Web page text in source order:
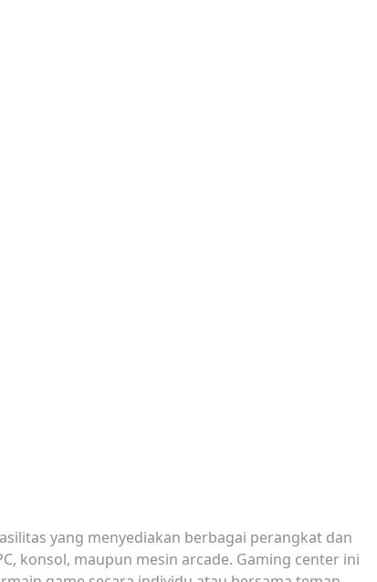
yang menyediakan berbagai perangkat dan
konsol, maupun mesin arcade. Gaming center ini